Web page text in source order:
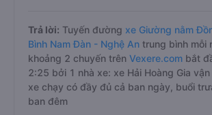
Trả lời: Tuyến đường xe Giường nằm
Bình Nam Đàn - Nghệ An trung bình mỗi
khoảng 2 chuyến trên Vexere.com bắt
2:25 bởi 1 nhà xe: xe Hải Hoàng Gia
xe chạy có đầy đủ cả ban ngày, buổi
ban đêm